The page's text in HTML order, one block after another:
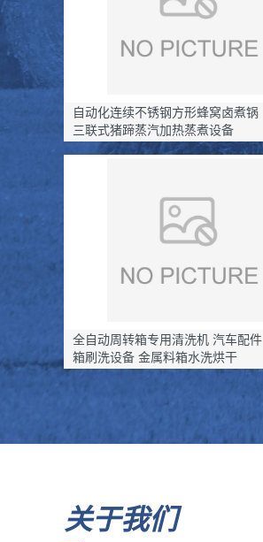
自动化连续不锈钢方形蜂窝卤煮锅
三联式猪蹄蒸汽加热蒸煮设备
全自动周转箱专用清洗机 汽车配件
箱刷洗设备 金属料箱水洗烘干
关于我们